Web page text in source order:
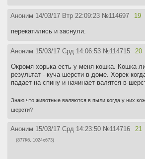
Аноним 14/03/17 Втр 22:09:23 №114697 19
перекатились и заснули.
Аноним 15/03/17 Срд 14:06:53 №114715 20
Окромя хорька есть у меня кошка. Кошка
результат - куча шерсти в доме. Хорек
падает на спину и начинает валятся в
Знаю что животные валяются в пыли когда у них
шерсти?
Аноним 15/03/17 Срд 14:23:50 №114716 21
(877Кб, 1024x673)